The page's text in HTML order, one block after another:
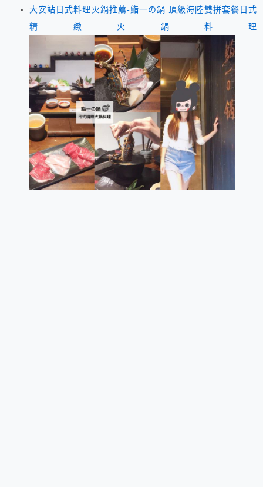
大安站日式料理火鍋推薦-鮨一の鍋 頂級海陸雙拼套餐日式
精緻火鍋料理